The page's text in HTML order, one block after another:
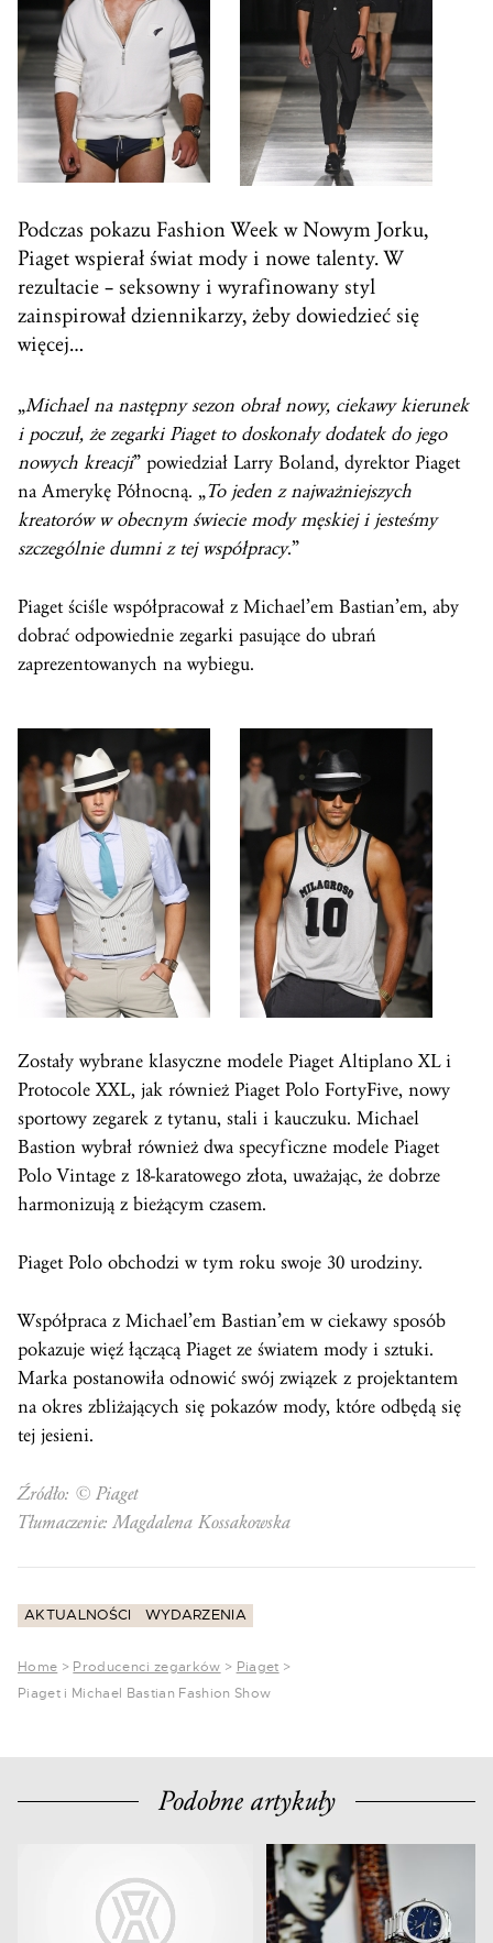
Podczas pokazu Fashion Week w Nowym Jorku,
Piaget wspierał świat mody i nowe talenty. W
rezultacie – seksowny i wyrafinowany styl
zainspirował dziennikarzy, żeby dowiedzieć się
więcej…
„Michael na następny sezon obrał nowy, ciekawy kierunek
i poczuł, że zegarki Piaget to doskonały dodatek do jego
nowych kreacji” powiedział Larry Boland, dyrektor Piaget
na Amerykę Północną. „To jeden z najważniejszych
kreatorów w obecnym świecie mody męskiej i jesteśmy
szczególnie dumni z tej współpracy.”
Piaget ściśle współpracował z Michael’em Bastian’em, aby
dobrać odpowiednie zegarki pasujące do ubrań
zaprezentowanych na wybiegu.
Zostały wybrane klasyczne modele Piaget Altiplano XL i
Protocole XXL, jak również Piaget Polo FortyFive, nowy
sportowy zegarek z tytanu, stali i kauczuku. Michael
Bastion wybrał również dwa specyficzne modele Piaget
Polo Vintage z 18-karatowego złota, uważając, że dobrze
harmonizują z bieżącym czasem.
Piaget Polo obchodzi w tym roku swoje 30 urodziny.
Współpraca z Michael’em Bastian’em w ciekawy sposób
pokazuje więź łączącą Piaget ze światem mody i sztuki.
Marka postanowiła odnowić swój związek z projektantem
na okres zbliżających się pokazów mody, które odbędą się
tej jesieni.
Źródło: © Piaget
Tłumaczenie: Magdalena Kossakowska
AKTUALNOŚCI WYDARZENIA
Home > Producenci zegarków > Piaget >
Piaget i Michael Bastian Fashion Show
Podobne artykuły